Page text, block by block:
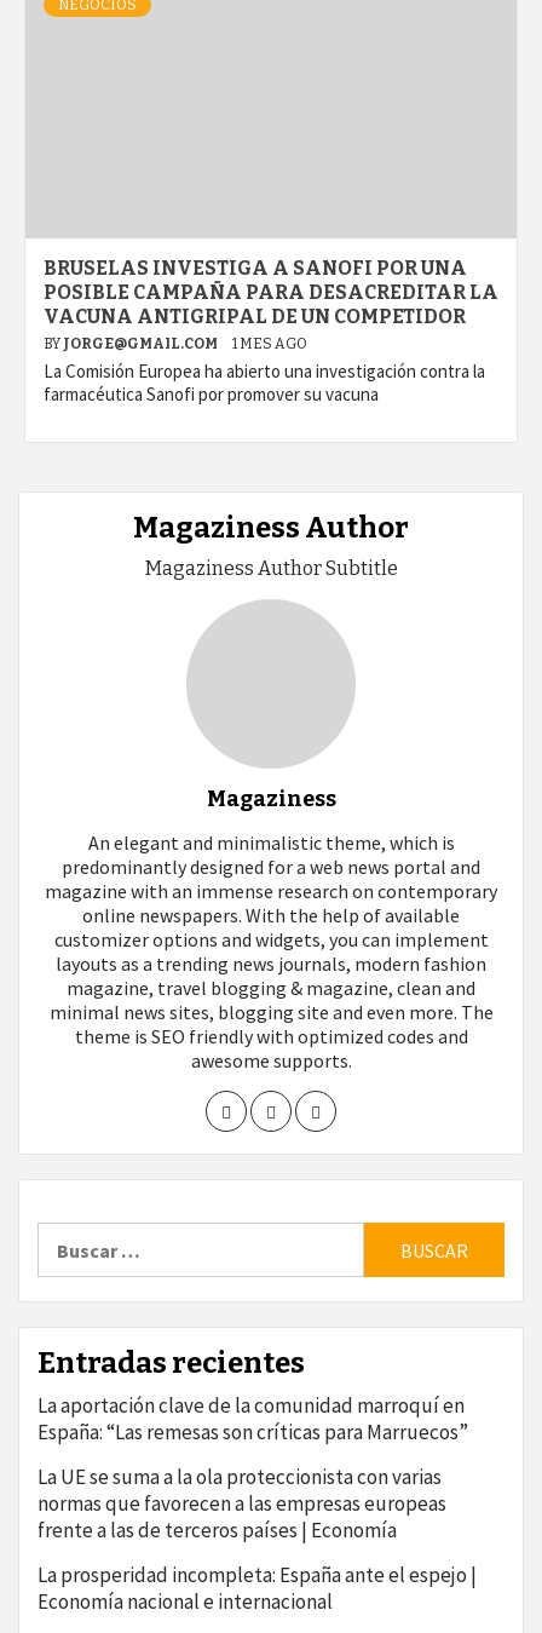
NEGOCIOS
BRUSELAS INVESTIGA A SANOFI POR UNA
POSIBLE CAMPAÑA PARA DESACREDITAR LA
VACUNA ANTIGRIPAL DE UN COMPETIDOR
BY JORGE@GMAIL.COM 1 MES AGO
La Comisión Europea ha abierto una investigación contra la
farmacéutica Sanofi por promover su vacuna
Magaziness Author
Magaziness Author Subtitle
Magaziness
An elegant and minimalistic theme, which is
predominantly designed for a web news portal and
magazine with an immense research on contemporary
online newspapers. With the help of available
customizer options and widgets, you can implement
layouts as a trending news journals, modern fashion
magazine, travel blogging & magazine, clean and
minimal news sites, blogging site and even more. The
theme is SEO friendly with optimized codes and
awesome supports.
Entradas recientes
La aportación clave de la comunidad marroquí en
España: “Las remesas son críticas para Marruecos”
La UE se suma a la ola proteccionista con varias
normas que favorecen a las empresas europeas
frente a las de terceros países | Economía
La prosperidad incompleta: España ante el espejo |
Economía nacional e internacional